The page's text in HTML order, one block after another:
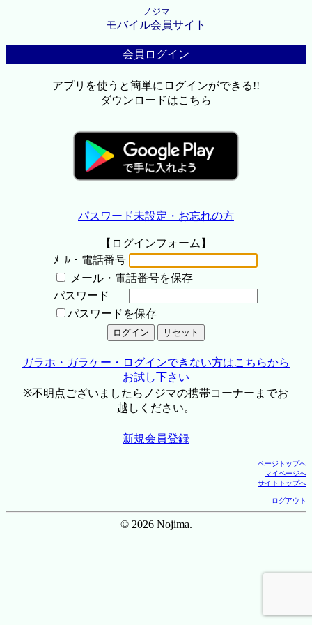
ノジマ
モバイル会員サイト
会員ログイン
アプリを使うと簡単にログインができる!!
ダウンロードはこちら
パスワード未設定・お忘れの方
【ログインフォーム】
ﾒｰﾙ・電話番号
メール・電話番号を保存
パスワード
パスワードを保存
ガラホ・ガラケー・ログインできない方はこちらから
お試し下さい
※不明点ございましたらノジマの携帯コーナーまでお
越しください。
新規会員登録
ページトップへ
マイページへ
サイトトップへ
ログアウト
© 2026 Nojima.